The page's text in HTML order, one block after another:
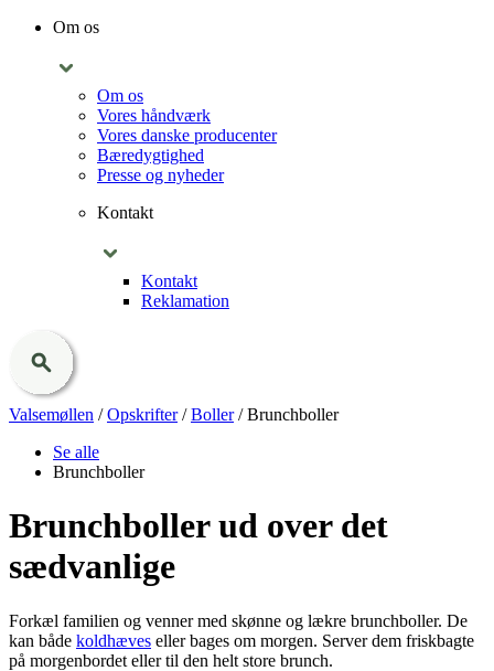
Om os
Om os
Vores håndværk
Vores danske producenter
Bæredygtighed
Presse og nyheder
Kontakt
Kontakt
Reklamation
Valsemøllen /Opskrifter/Boller/Brunchboller
Se alle
Brunchboller
Brunchboller ud over det
sædvanlige
Forkæl familien og venner med skønne og lækre brunchboller. De
kan både koldhæves eller bages om morgen. Server dem friskbagte
på morgenbordet eller til den helt store brunch.